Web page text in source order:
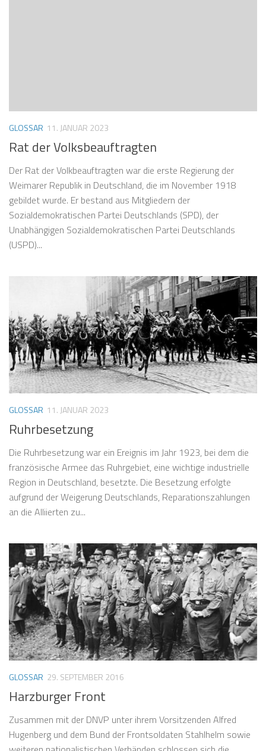
GLOSSAR 11. JANUAR 2023
Rat der Volksbeauftragten
Der Rat der Volkbeauftragten war die erste Regierung der
Weimarer Republik in Deutschland, die im November 1918
gebildet wurde. Er bestand aus Mitgliedern der
Sozialdemokratischen Partei Deutschlands (SPD), der
Unabhängigen Sozialdemokratischen Partei Deutschlands
(USPD)...
GLOSSAR 11. JANUAR 2023
Ruhrbesetzung
Die Ruhrbesetzung war ein Ereignis im Jahr 1923, bei dem die
französische Armee das Ruhrgebiet, eine wichtige industrielle
Region in Deutschland, besetzte. Die Besetzung erfolgte
aufgrund der Weigerung Deutschlands, Reparationszahlungen
an die Alliierten zu...
GLOSSAR 29. SEPTEMBER 2016
Harzburger Front
Zusammen mit der DNVP unter ihrem Vorsitzenden Alfred
Hugenberg und dem Bund der Frontsoldaten Stahlhelm sowie